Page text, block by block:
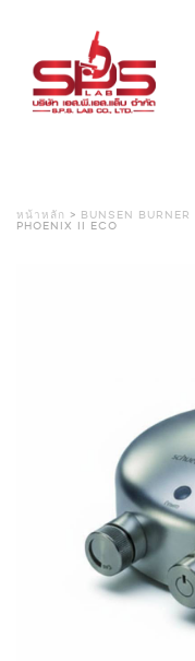
หน้าหลัก > BUNSEN BURNER
PHOENIX II ECO